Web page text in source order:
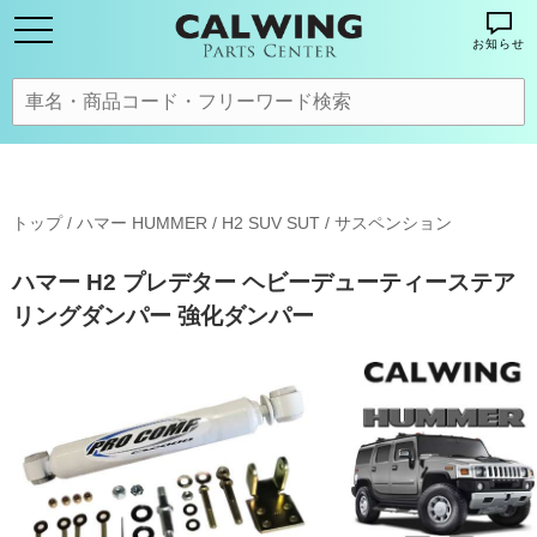
お知らせ
トップ/ ハマー HUMMER / H2 SUV SUT / サスペンション
ハマー H2 プレデター ヘビーデューティーステア
リングダンパー 強化ダンパー